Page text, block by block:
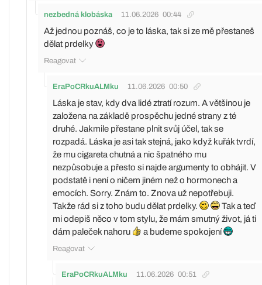
nezbedná klobáska 11.06.2026 00:44
Až jednou poznáš, co je to láska, tak si ze mě přestaneš
dělat prdelky
Reagovat
EraPoCRkuALMku 11.06.2026 00:50
Láska je stav, kdy dva lidé ztratí rozum. A většinou je
založena na základě prospěchu jedné strany z té
druhé. Jakmile přestane plnit svůj účel, tak se
rozpadá. Láska je asi tak stejná, jako když kuřák tvrdí,
že mu cigareta chutná a nic špatného mu
nezpůsobuje a přesto si najde argumenty to obhájit. V
podstatě i není o ničem jiném než o hormonech a
emocích. Sorry. Znám to. Znova už nepotřebuji.
Takže rád si z toho budu dělat prdelky.
Tak a teď
mi odepiš něco v tom stylu, že mám smutný život, já ti
dám paleček nahoru
a budeme spokojení
Reagovat
EraPoCRkuALMku 11.06.2026 00:51